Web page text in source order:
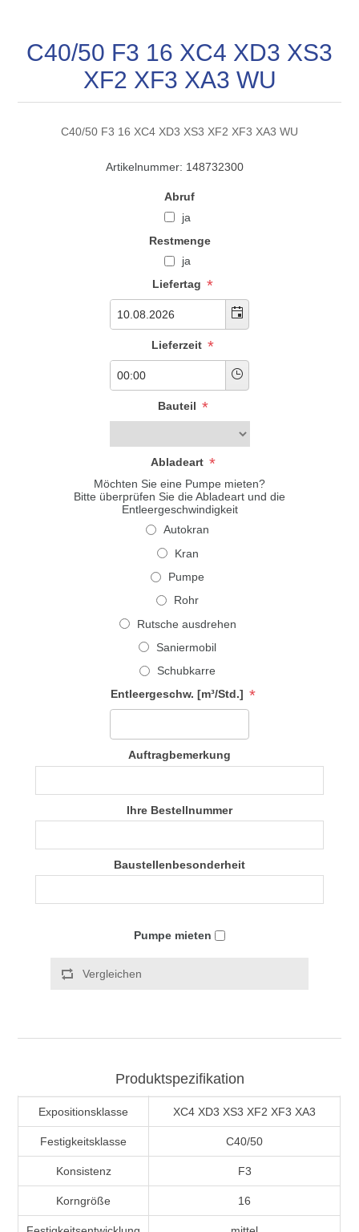
C40/50 F3 16 XC4 XD3 XS3
XF2 XF3 XA3 WU
C40/50 F3 16 XC4 XD3 XS3 XF2 XF3 XA3 WU
Artikelnummer: 148732300
Abruf
ja
Restmenge
ja
Liefertag *
Lieferzeit *
Bauteil *
Abladeart *
Möchten Sie eine Pumpe mieten?
Bitte überprüfen Sie die Abladeart und die
Entleergeschwindigkeit
Autokran
Kran
Pumpe
Rohr
Rutsche ausdrehen
Saniermobil
Schubkarre
Entleergeschw. [m³/Std.] *
Auftragbemerkung
Ihre Bestellnummer
Baustellenbesonderheit
Pumpe mieten
Vergleichen
Produktspezifikation
Expositionsklasse XC4 XD3 XS3 XF2 XF3 XA3
Festigkeitsklasse C40/50
Konsistenz F3
Korngröße 16